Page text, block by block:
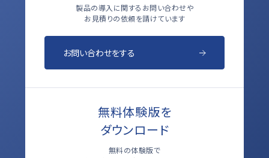
製品の導入に関するお問い合わせや
お見積りの依頼を請けています
お問い合わせをする
無料体験版を
ダウンロード
無料の体験版で